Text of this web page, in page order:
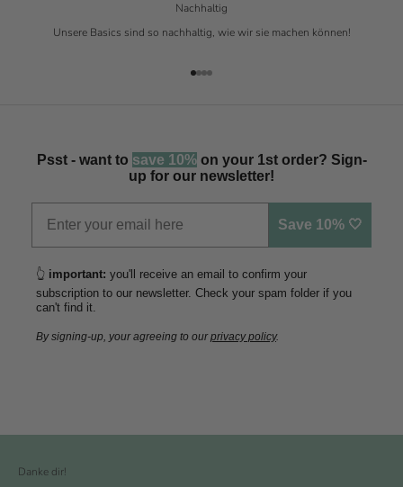
Nachhaltig
Unsere Basics sind so nachhaltig, wie wir sie machen können!
Gehe zu Element 1
Gehe zu Element 2
Gehe zu Element 3
Gehe zu Element 4
Psst - want to save 10%on your 1st order? Sign-
up for our newsletter!
Save 10% 🤍
👆 important: you'll receive an email to confirm your
subscription to our newsletter. Check your spam folder if you
can't find it.
By signing-up, your agreeing to ourprivacy policy.
Danke dir!